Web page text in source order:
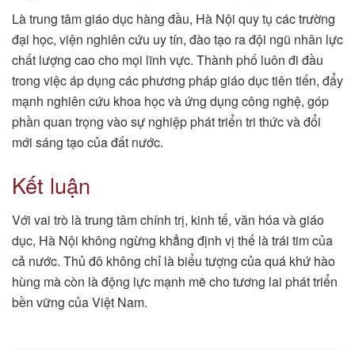
Là trung tâm giáo dục hàng đầu, Hà Nội quy tụ các trường
đại học, viện nghiên cứu uy tín, đào tạo ra đội ngũ nhân lực
chất lượng cao cho mọi lĩnh vực. Thành phố luôn đi đầu
trong việc áp dụng các phương pháp giáo dục tiên tiến, đẩy
mạnh nghiên cứu khoa học và ứng dụng công nghệ, góp
phần quan trọng vào sự nghiệp phát triển tri thức và đổi
mới sáng tạo của đất nước.
Kết luận
Với vai trò là trung tâm chính trị, kinh tế, văn hóa và giáo
dục, Hà Nội không ngừng khẳng định vị thế là trái tim của
cả nước. Thủ đô không chỉ là biểu tượng của quá khứ hào
hùng mà còn là động lực mạnh mẽ cho tương lai phát triển
bền vững của Việt Nam.